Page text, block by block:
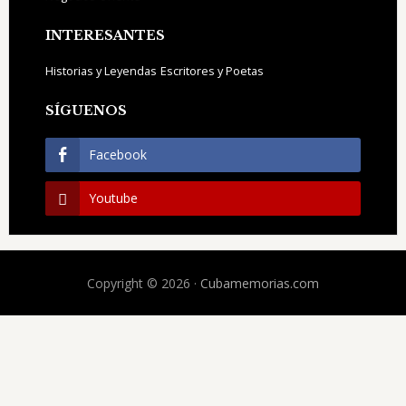
INTERESANTES
Historias y Leyendas Escritores y Poetas
SÍGUENOS
Facebook
Youtube
Copyright © 2026 · Cubamemorias.com